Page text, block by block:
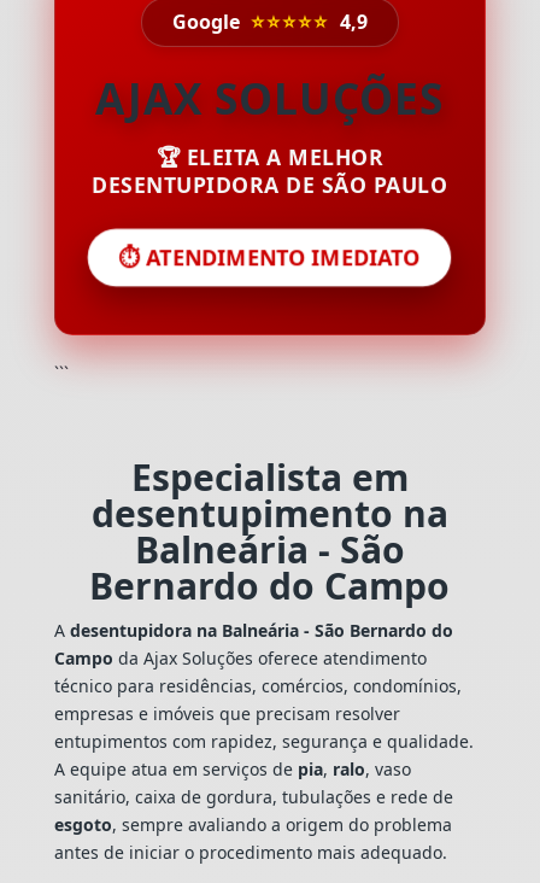
Google ⭐⭐⭐⭐⭐ 4,9
AJAX SOLUÇÕES
🏆 ELEITA A MELHOR
DESENTUPIDORA DE SÃO PAULO
⏱️ ATENDIMENTO IMEDIATO
```
Especialista em
desentupimento na
Balneária - São
Bernardo do Campo
A desentupidora na Balneária - São Bernardo do
Campo da Ajax Soluções oferece atendimento
técnico para residências, comércios, condomínios,
empresas e imóveis que precisam resolver
entupimentos com rapidez, segurança e qualidade.
A equipe atua em serviços de pia, ralo, vaso
sanitário, caixa de gordura, tubulações e rede de
esgoto, sempre avaliando a origem do problema
antes de iniciar o procedimento mais adequado.